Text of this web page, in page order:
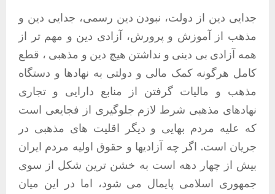
جدایی دین از دولت، نبودن دین رسمی، جدایی دین و
مذهب از آموزش و پرورش، آزادی دین و مهم تر از
همه آزادی بی دینی و نداشتن هیچ دین و مذهبی ، قطع
کامل هرگونه کمک مالی و دولتی به نهادها و دستگاه
مذهب و مالیات گرفتن از منابع دارایی و تجاری
نهادهای مذهبی شرط لازم جلوگیری از فجایعی است
که علیه مردم بهایی و دیگر اقلیت های مذهبی در
جریان است. اگر چه آزادیها و حقوق اولیه مردم ایران
بیش از چهار دهه است به خشن ترین شکل از سوی
جمهوری اسلامی پایمال می شود، اما در این میان